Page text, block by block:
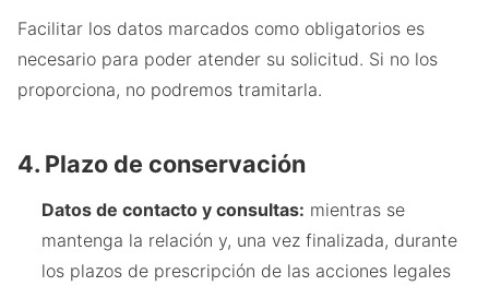
Facilitar los datos marcados como obligatorios es
necesario para poder atender su solicitud. Si no los
proporciona, no podremos tramitarla.
4. Plazo de conservación
Datos de contacto y consultas: mientras se
mantenga la relación y, una vez finalizada, durante
los plazos de prescripción de las acciones legales